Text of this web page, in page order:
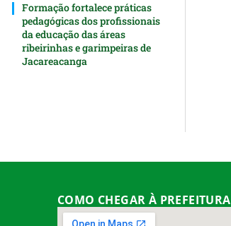
Formação fortalece práticas
pedagógicas dos profissionais
da educação das áreas
ribeirinhas e garimpeiras de
Jacareacanga
COMO CHEGAR À PREFEITURA